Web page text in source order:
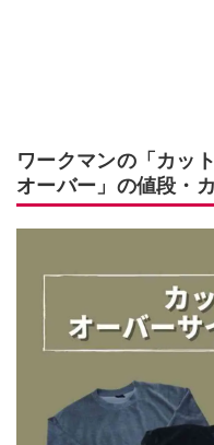
ワークマンの「カッ
オーバー」の値段・